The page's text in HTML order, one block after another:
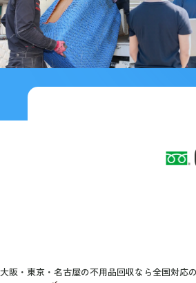
大阪・東京・名古屋の不用品回収なら全国対応